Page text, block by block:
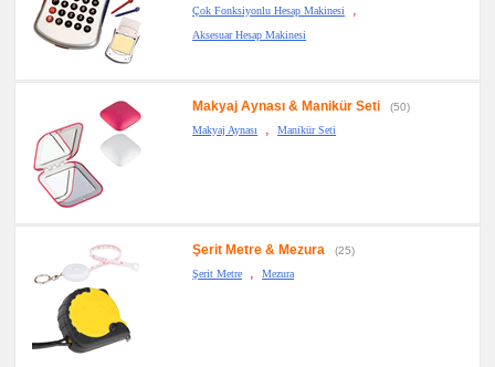
Çok Fonksiyonlu Hesap Makinesi ,
Aksesuar Hesap Makinesi
Makyaj Aynası & Manikür Seti
(50)
Makyaj Aynası
, Manikür Seti
Şerit Metre & Mezura
(25)
Şerit Metre
, Mezura